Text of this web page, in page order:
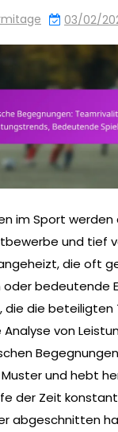
03/02/
im Sport werden
und tief
die oft
bedeutende
die die beteiligten
Analyse von
und hebt
der Zeit konstant
abgeschnitten